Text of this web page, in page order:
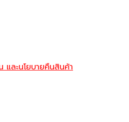
และนโยบายคืนสินค้า